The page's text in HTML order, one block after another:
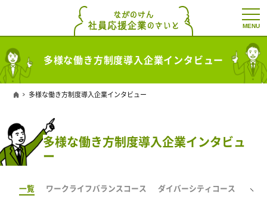
t
o
g
g
l
e
n
a
多様な働き方制度導入企業インタビュー
多様な働き方制度導入企業インタビュー
多様な働き方制度導入企業インタビュ
ー
一覧 ワークライフバランスコース ダイバーシティコース ネ